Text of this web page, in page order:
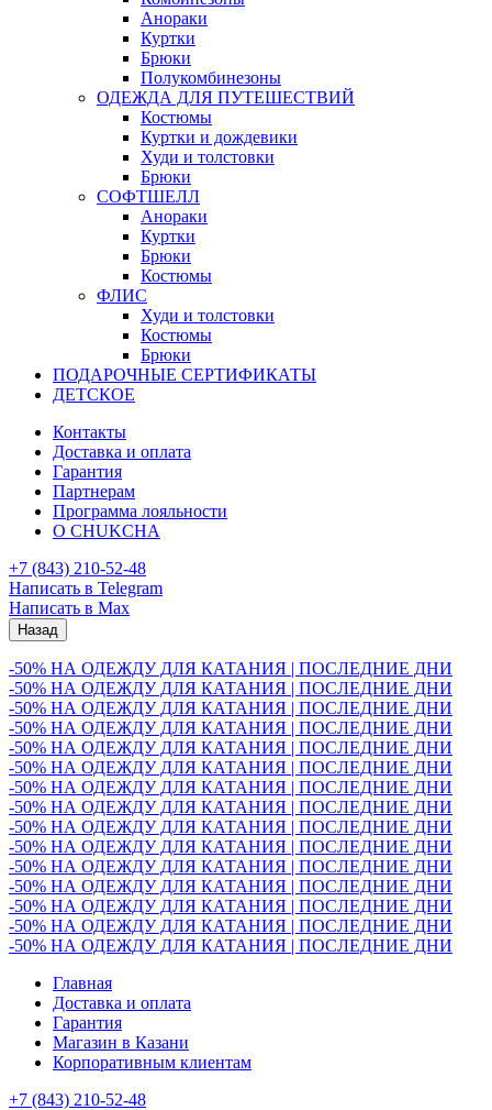
Анораки
Куртки
Брюки
Полукомбинезоны
ОДЕЖДА ДЛЯ ПУТЕШЕСТВИЙ
Костюмы
Куртки и дождевики
Худи и толстовки
Брюки
СОФТШЕЛЛ
Анораки
Куртки
Брюки
Костюмы
ФЛИС
Худи и толстовки
Костюмы
Брюки
ПОДАРОЧНЫЕ СЕРТИФИКАТЫ
ДЕТСКОЕ
Контакты
Доставка и оплата
Гарантия
Партнерам
Программа лояльности
О CHUKCHA
+7 (843) 210-52-48
Написать в Telegram
Написать в Max
Назад
-50% НА ОДЕЖДУ ДЛЯ КАТАНИЯ | ПОСЛЕДНИЕ ДНИ
-50% НА ОДЕЖДУ ДЛЯ КАТАНИЯ | ПОСЛЕДНИЕ ДНИ
-50% НА ОДЕЖДУ ДЛЯ КАТАНИЯ | ПОСЛЕДНИЕ ДНИ
-50% НА ОДЕЖДУ ДЛЯ КАТАНИЯ | ПОСЛЕДНИЕ ДНИ
-50% НА ОДЕЖДУ ДЛЯ КАТАНИЯ | ПОСЛЕДНИЕ ДНИ
-50% НА ОДЕЖДУ ДЛЯ КАТАНИЯ | ПОСЛЕДНИЕ ДНИ
-50% НА ОДЕЖДУ ДЛЯ КАТАНИЯ | ПОСЛЕДНИЕ ДНИ
-50% НА ОДЕЖДУ ДЛЯ КАТАНИЯ | ПОСЛЕДНИЕ ДНИ
-50% НА ОДЕЖДУ ДЛЯ КАТАНИЯ | ПОСЛЕДНИЕ ДНИ
-50% НА ОДЕЖДУ ДЛЯ КАТАНИЯ | ПОСЛЕДНИЕ ДНИ
-50% НА ОДЕЖДУ ДЛЯ КАТАНИЯ | ПОСЛЕДНИЕ ДНИ
-50% НА ОДЕЖДУ ДЛЯ КАТАНИЯ | ПОСЛЕДНИЕ ДНИ
-50% НА ОДЕЖДУ ДЛЯ КАТАНИЯ | ПОСЛЕДНИЕ ДНИ
-50% НА ОДЕЖДУ ДЛЯ КАТАНИЯ | ПОСЛЕДНИЕ ДНИ
-50% НА ОДЕЖДУ ДЛЯ КАТАНИЯ | ПОСЛЕДНИЕ ДНИ
Главная
Доставка и оплата
Гарантия
Магазин в Казани
Корпоративным клиентам
+7 (843) 210-52-48